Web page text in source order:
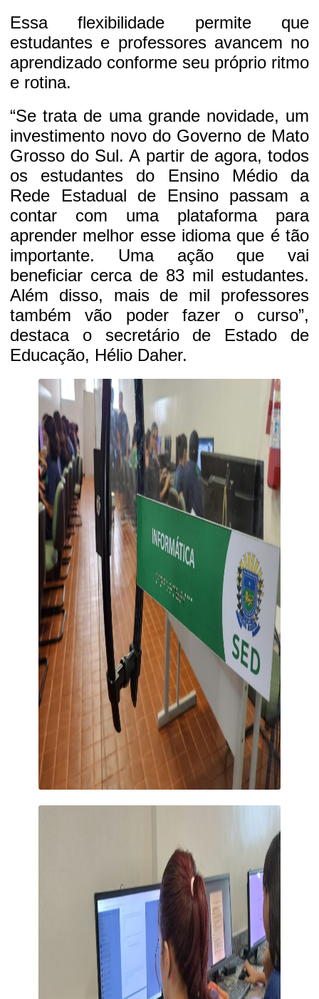
Essa flexibilidade permite que
estudantes e professores avancem no
aprendizado conforme seu próprio ritmo
e rotina.
“Se trata de uma grande novidade, um
investimento novo do Governo de Mato
Grosso do Sul. A partir de agora, todos
os estudantes do Ensino Médio da
Rede Estadual de Ensino passam a
contar com uma plataforma para
aprender melhor esse idioma que é tão
importante. Uma ação que vai
beneficiar cerca de 83 mil estudantes.
Além disso, mais de mil professores
também vão poder fazer o curso”,
destaca o secretário de Estado de
Educação, Hélio Daher.